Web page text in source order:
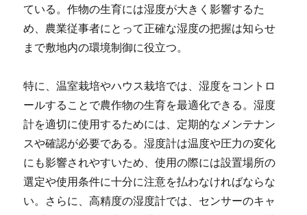
ている。作物の生育には湿度が大きく影響するた
め、農業従事者にとって正確な湿度の把握は知らせ
まで敷地内の環境制御に役立つ。
特に、温室栽培やハウス栽培では、湿度をコントロ
ールすることで農作物の生育を最適化できる。湿度
計を適切に使用するためには、定期的なメンテナン
スや確認が必要である。湿度計は温度や圧力の変化
にも影響されやすいため、使用の際には設置場所の
選定や使用条件に十分に注意を払わなければならな
い。さらに、高精度の湿度計では、センサーのキャ